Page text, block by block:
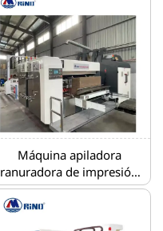
Máquina apiladora
ranuradora de impresión
tricolor de alta velocidad
con alimentación por el
borde de ataque